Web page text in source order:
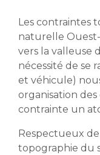
Les contraintes
naturelle
vers la valleuse
nécessité de se
et véhicule)
organisation
contrainte un
Respectueux
topographie du